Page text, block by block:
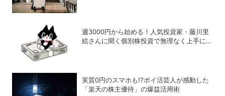
週3000円から始める！人気投資家・藤川里
絵さんに聞く個別株投資で無理なく上手に稼
実質0円のスマホも!?ポイ活芸人が感動した
「楽天の株主優待」の爆益活用術